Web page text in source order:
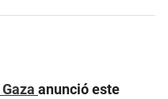
Gaza anunció este